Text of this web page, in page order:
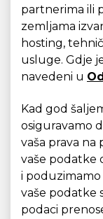
partnerima ili
zemljama
hosting,
usluge. Gdje
navedeni u
Kad god
osiguravamo
vaša prava na
vaše podatke
i
vaše podatke
podaci